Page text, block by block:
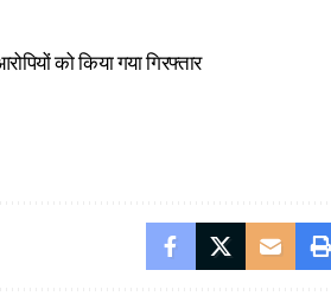
को किया गया गिरफ्तार